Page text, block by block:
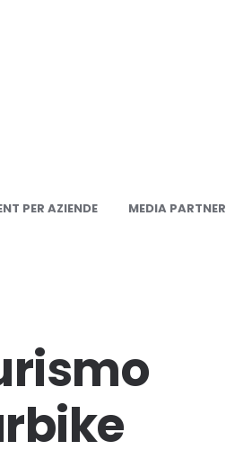
PER AZIENDE
MEDIA PARTNER